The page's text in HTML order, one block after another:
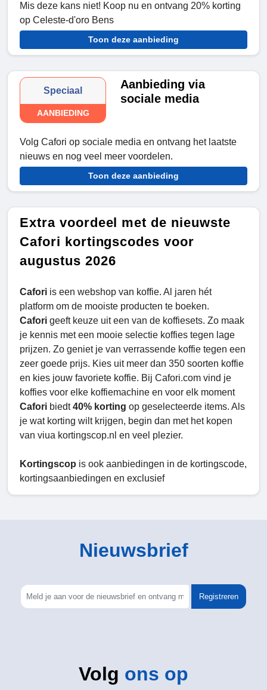
Mis deze kans niet! Koop nu en ontvang 20% korting
op Celeste-d'oro Bens
Toon deze aanbieding
Speciaal
AANBIEDING
Aanbieding via
sociale media
Volg Cafori op sociale media en ontvang het laatste
nieuws en nog veel meer voordelen.
Toon deze aanbieding
Extra voordeel met de nieuwste
Cafori kortingscodes voor
augustus 2026
Cafori is een webshop van koffie. Al jaren hét
platform om de mooiste producten te boeken.
Cafori geeft keuze uit een van de koffiesets. Zo maak
je kennis met een mooie selectie koffies tegen lage
prijzen. Zo geniet je van verrassende koffie tegen een
zeer goede prijs. Kies uit meer dan 350 soorten koffie
en kies jouw favoriete koffie. Bij Cafori.com vind je
koffies voor elke koffiemachine en voor elk moment
Cafori biedt40% korting op geselecteerde items. Als
je wat korting wilt krijgen, begin dan met het kopen
van viua kortingscop.nl en veel plezier.
Kortingscop is ook aanbiedingen in de kortingscode,
kortingsaanbiedingen en exclusief
Nieuwsbrief
Registreren
Volg ons op